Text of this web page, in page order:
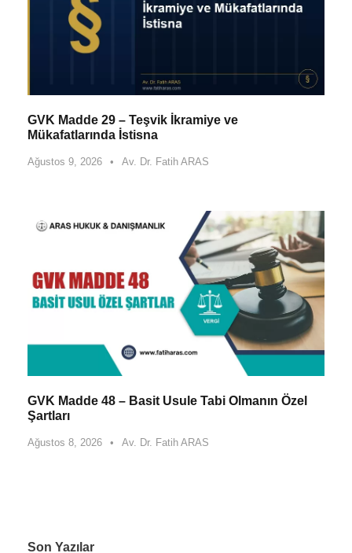
GVK Madde 29 – Teşvik İkramiye ve
Mükafatlarında İstisna
Ağustos 9, 2026 • Av. Dr. Fatih ARAS
GVK Madde 48 – Basit Usule Tabi Olmanın Özel
Şartları
Ağustos 8, 2026 • Av. Dr. Fatih ARAS
Son Yazılar